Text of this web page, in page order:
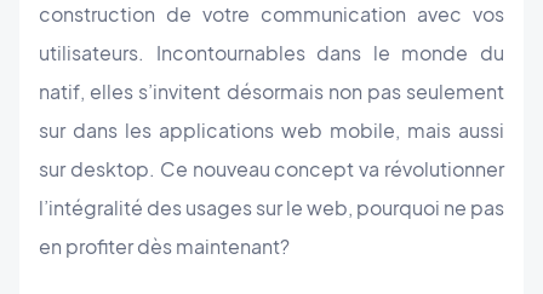
construction de votre communication avec vos
utilisateurs. Incontournables dans le monde du
natif, elles s’invitent désormais non pas seulement
sur dans les applications web mobile, mais aussi
sur desktop. Ce nouveau concept va révolutionner
l’intégralité des usages sur le web, pourquoi ne pas
en profiter dès maintenant?